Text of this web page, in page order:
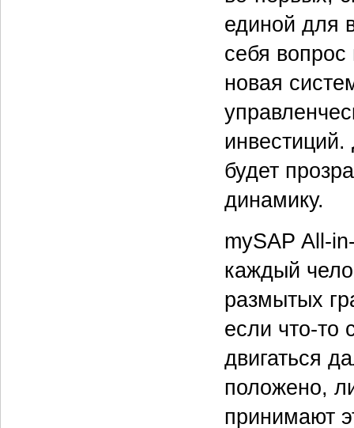
единой для
себя
новая
будет
динамику.
mySAP All-
каждый
размытых
если что-то
двигаться
положено,
принимают